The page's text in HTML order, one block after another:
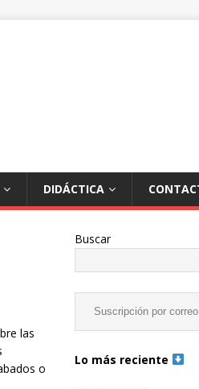
DIDÁCTICA
las
o
Buscar
Lo más reciente